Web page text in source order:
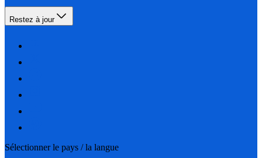
Restez à jour
Sélectionner le pays / la langue